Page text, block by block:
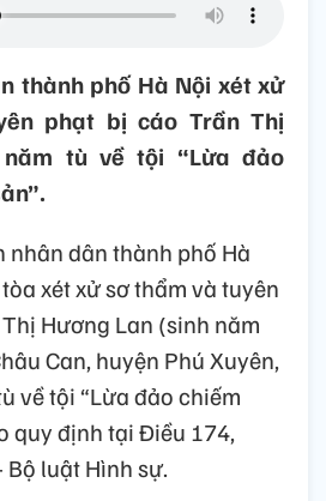
thành phố Hà Nội xét xử
phạt bị cáo Trần Thị
tù về tội “Lừa đảo
nhân dân thành phố Hà
xét xử sơ thẩm và tuyên
Hương Lan (sinh năm
Can, huyện Phú Xuyên,
về tội “Lừa đảo chiếm
quy định tại Điều 174,
Bộ luật Hình sự.